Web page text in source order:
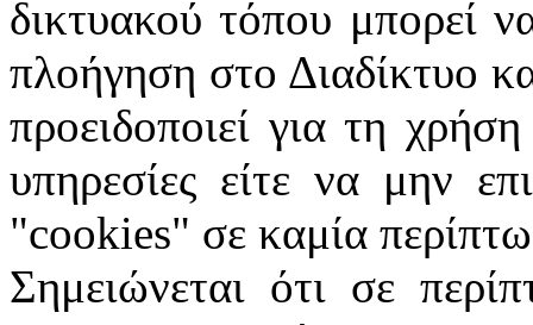
δικτυακού τόπου μπορεί
πλοήγηση στο Διαδίκτυο
προειδοποιεί για τη
υπηρεσίες είτε να μην
"cookies" σε καμία
Σημειώνεται ότι σε